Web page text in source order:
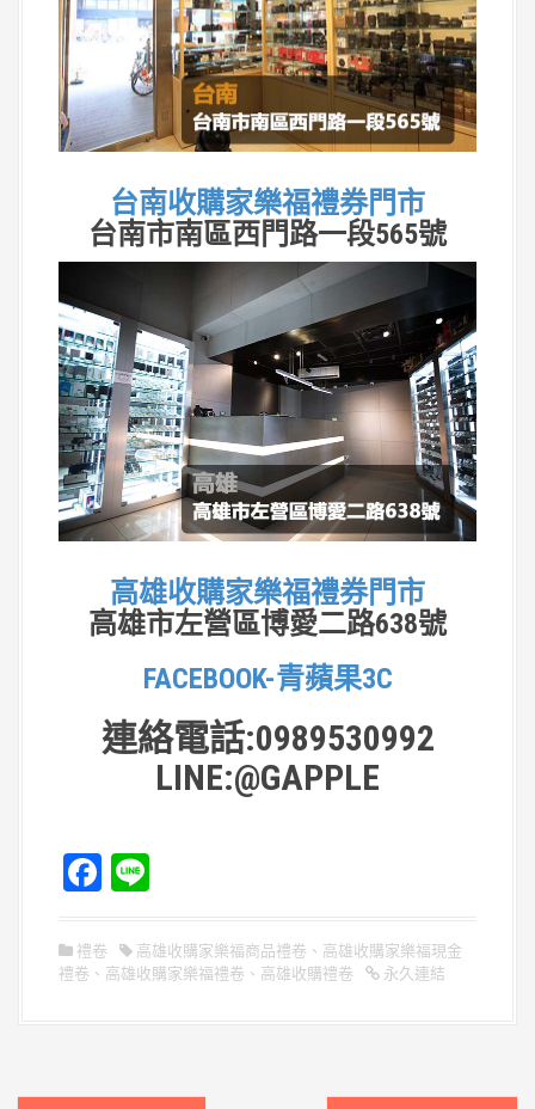
台南收購家樂福禮券門市
台南市南區西門路一段565號
高雄收購家樂福禮券門市
高雄市左營區博愛二路638號
FACEBOOK-青蘋果3C
連絡電話:0989530992
LINE:@GAPPLE
F
ce
b
e
禮卷 高雄收購家樂福商品禮卷 、 高雄收購家樂福現金
禮卷 、 高雄收購家樂福禮卷 、 高雄收購禮卷 永久連結